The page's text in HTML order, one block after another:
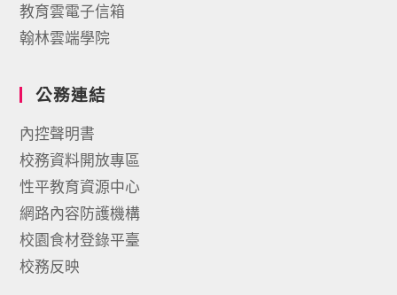
教育雲電子信箱
翰林雲端學院
公務連結
內控聲明書
校務資料開放專區
性平教育資源中心
網路內容防護機構
校園食材登錄平臺
校務反映